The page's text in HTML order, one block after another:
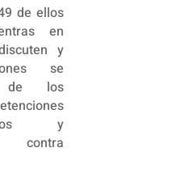
de ellos
en
y
se
de los
y